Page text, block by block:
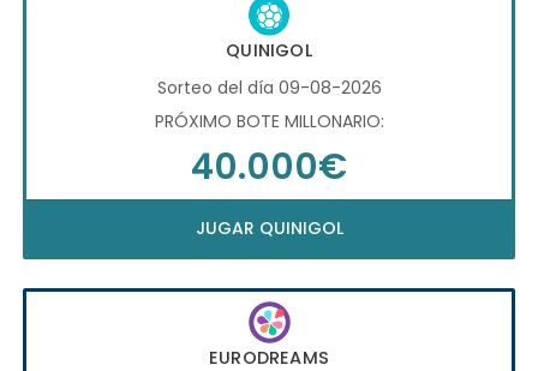
QUINIGOL
Sorteo del día 09-08-2026
PRÓXIMO BOTE MILLONARIO:
40.000€
JUGAR QUINIGOL
EURODREAMS